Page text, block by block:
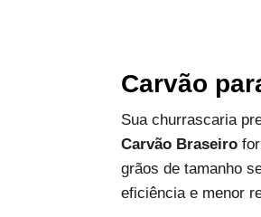
Carvão
Sua churrascaria
Carvão Braseiro
grãos de tamanho
eficiência e menor